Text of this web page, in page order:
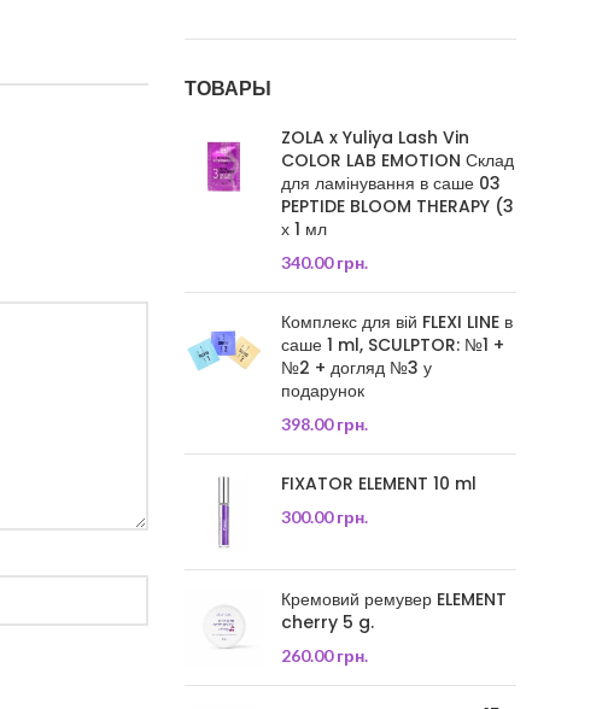
ТОВАРЫ
ZOLA x Yuliya Lash Vin
COLOR LAB EMOTION Склад
для ламінування в саше 03
PEPTIDE BLOOM THERAPY (3
х 1 мл
340.00грн.
Комплекс для вій FLEXI LINE в
саше 1 ml, SCULPTOR: №1 +
№2 + догляд №3 у
подарунок
398.00грн.
FIXATOR ELEMENT 10 ml
300.00грн.
Кремовий ремувер ELEMENT
cherry 5 g.
260.00грн.